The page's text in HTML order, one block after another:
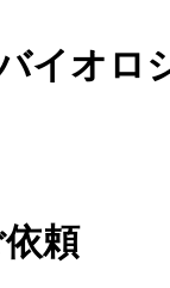
イオロ
頼